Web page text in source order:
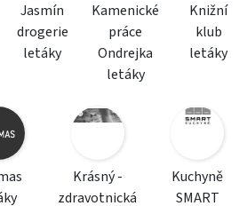
Jasmín
drogerie
letáky
Kamenické
práce
Ondrejka
letáky
Knižní
klub
letáky
Krásný -
zdravotnická
Kuchyně
SMART